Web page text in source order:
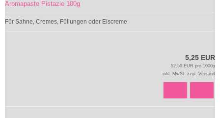
Aromapaste Pistazie 100g
Für Sahne, Cremes, Füllungen oder Eiscreme
5,25 EUR
52,50 EUR pro 1000g
inkl. MwSt. zzgl. Versand